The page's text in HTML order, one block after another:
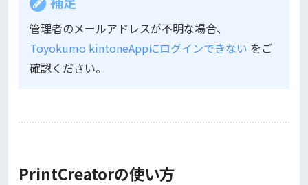
管理者のメールアドレスが不明な場合、
Toyokumo kintoneAppにログインできない をご
確認ください。
PrintCreatorの使い方